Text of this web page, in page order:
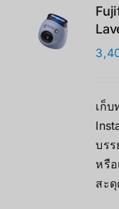
เก็
บรร
หรื
สะ